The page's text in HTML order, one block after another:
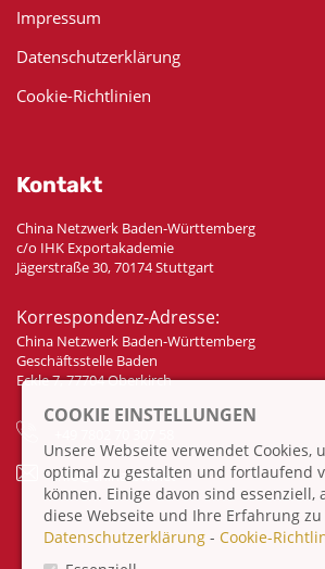
Impressum
Datenschutzerklärung
Cookie-Richtlinien
Kontakt
China Netzwerk Baden-Württemberg
c/o IHK Exportakademie
Jägerstraße 30, 70174 Stuttgart
Korrespondenz-Adresse:
China Netzwerk Baden-Württemberg
Geschäftsstelle Baden
Eckle 7, 77704 Oberkirch
info@china-bw.net
COOKIE EINSTELLUNGEN
Unsere Webseite verwendet Cookies,
optimal zu gestalten und fortlaufend
können. Einige davon sind essenziell,
diese Webseite und Ihre Erfahrung
Datenschutzerklärung - Cookie-